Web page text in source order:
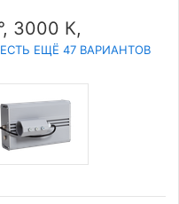
3000 К,
ЕСТЬ ЕЩЁ 47 ВАРИАНТОВ